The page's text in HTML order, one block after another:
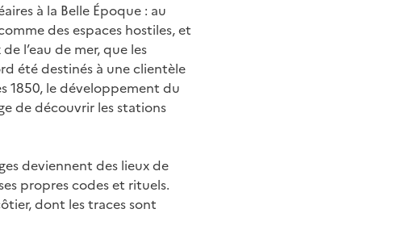
à la Belle Époque : au
des espaces hostiles, et
l’eau de mer, que les
été destinés à une clientèle
1850, le développement du
de découvrir les stations
deviennent des lieux de
propres codes et rituels.
dont les traces sont